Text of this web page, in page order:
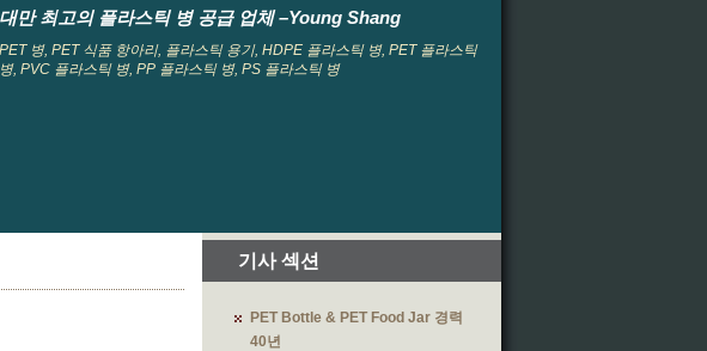
대만 최고의 플라스틱 병 공급 업체 –Young Shang
PET 병, PET 식품 항아리, 플라스틱 용기, HDPE 플라스틱 병, PET 플라스틱
병, PVC 플라스틱 병, PP 플라스틱 병, PS 플라스틱 병
기사 섹션
PET Bottle & PET Food Jar 경력
40년